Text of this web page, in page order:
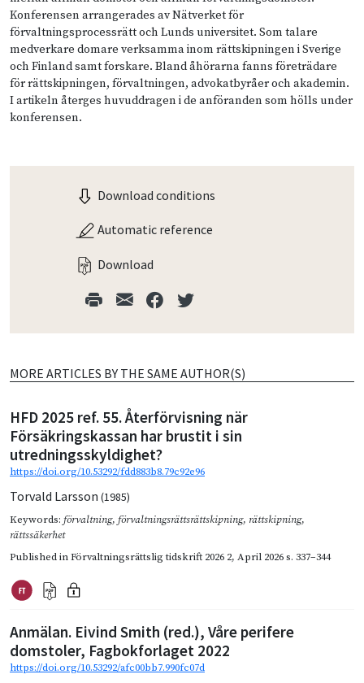
Konferensen arrangerades av Nätverket för
förvaltningsprocessrätt och Lunds universitet. Som talare
medverkare domare verksamma inom rättskipningen i Sverige
och Finland samt forskare. Bland åhörarna fanns företrädare
för rättskipningen, förvaltningen, advokatbyråer och akademin.
I artikeln återges huvuddragen i de anföranden som hölls under
konferensen.
Download conditions
Automatic reference
Download
MORE ARTICLES BY THE SAME AUTHOR(S)
HFD 2025 ref. 55. Återförvisning när
Försäkringskassan har brustit i sin
utredningsskyldighet?
https://doi.org/10.53292/fdd883b8.79c92e96
Torvald Larsson (1985)
Keywords: förvaltning, förvaltningsrättsrättskipning, rättskipning,
rättssäkerhet
Published inFörvaltningsrättslig tidskrift 2026 2, April 2026s. 337–344
Anmälan. Eivind Smith (red.), Våre perifere
domstoler, Fagbokforlaget 2022
https://doi.org/10.53292/afc00bb7.990fc07d